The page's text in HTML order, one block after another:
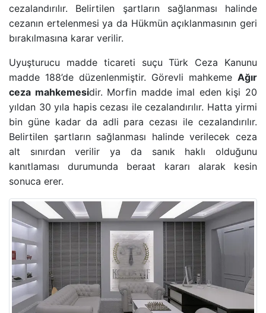
ADLI KONTROL TEDBIRI
KONUT DOKUNULMAZLIĞININ IHLALI SUÇU
KOVUŞTURMAYA YER OLMADIĞINA DAIR KARAR
ÖZEL HAYATIN GIZLILIĞI SUÇU
CINSEL TACIZ SUÇU
TASARRUFUN IPTALI DAVASI
YÜRÜTMENIN DURDURULMASI KARARI
HÜKMÜN AÇIKLANMASININ GERI BIRAKILMASI
cezalandırılır. Belirtilen şartların sağlanması halinde
cezanın ertelenmesi ya da Hükmün açıklanmasının geri
bırakılmasına karar verilir.
Uyuşturucu madde ticareti suçuTürk Ceza Kanunu
madde 188’de düzenlenmiştir. Görevli mahkeme Ağır
ceza mahkemesidir. Morfin madde imal eden kişi 20
yıldan 30 yıla hapis cezası ile cezalandırılır. Hatta yirmi
bin güne kadar da adli para cezası ile cezalandırılır.
Belirtilen şartların sağlanması halinde verilecek ceza
alt sınırdan verilir ya da sanık haklı olduğunu
kanıtlaması durumunda beraat kararı alarak kesin
sonuca erer.